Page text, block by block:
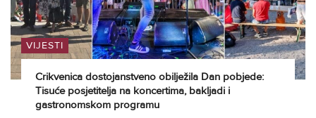
VIJESTI
Crikvenica dostojanstveno obilježila Dan pobjede:
Tisuće posjetitelja na koncertima, bakljadi i
gastronomskom programu